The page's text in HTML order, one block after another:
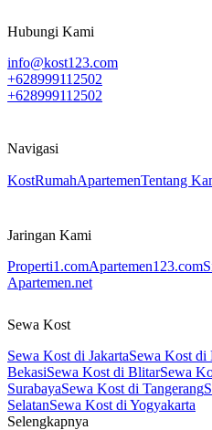
- Garasi Motor Muat 5 Motor
- Daya Listrik: 1.300 Watt
- Sumber Air: Jetpump
- Alamat Lengkap Rumah Kost:
Sulaksana GG. Sutalaksana
Kec. Kiaracondong, Kota
Hubungi Kami
info@kost123.com
+628999112502
+628999112502
Navigasi
KostRumahApartemenTentang
Jaringan Kami
Properti1.comApartemen123.com
Apartemen.net
Sewa Kost
Sewa Kost di JakartaSewa Kost di
BekasiSewa Kost di BlitarSewa
SurabayaSewa Kost di Tangerang
SelatanSewa Kost di Yogyakarta
Selengkapnya